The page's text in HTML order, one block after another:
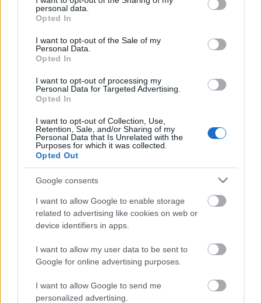
grant or deny consent to Google and its third-party tags to
use your data for below specified purposes in below Google
consent section.
personal data.
Opted In
I want to opt-out of the Sale of my
Personal Data.
Opted In
I want to opt-out of processing my
Personal Data for Targeted Advertising.
Opted In
I want to opt-out of Collection, Use,
Retention, Sale, and/or Sharing of my
Personal Data that Is Unrelated with the
Purposes for which it was collected.
Opted Out
Google consents
I want to allow Google to enable storage
related to advertising like cookies on web or
device identifiers in apps.
I want to allow my user data to be sent to
Google for online advertising purposes.
I want to allow Google to send me
personalized advertising.
Magyar Kultúra Napja az
Aranytízben
szinhazhu•2004. január 21.
Kölcsey-díjak átadása, Páskándi Géza emlékkiállítás,
két színházi bemutató, Zenés Irodalmi Kávéház,